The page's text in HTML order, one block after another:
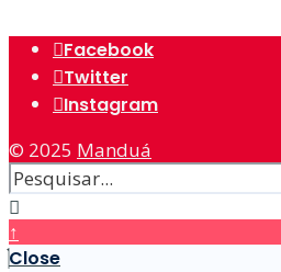
Facebook
Twitter
Instagram
© 2025 Manduá
↑
Close